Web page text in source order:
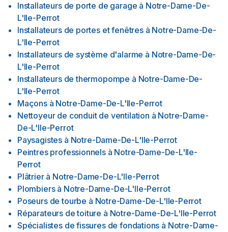
Installateurs de porte de garage à Notre-Dame-De-
L'Ile-Perrot
Installateurs de portes et fenêtres à Notre-Dame-De-
L'Ile-Perrot
Installateurs de système d'alarme à Notre-Dame-De-
L'Ile-Perrot
Installateurs de thermopompe à Notre-Dame-De-
L'Ile-Perrot
Maçons à Notre-Dame-De-L'Ile-Perrot
Nettoyeur de conduit de ventilation à Notre-Dame-
De-L'Ile-Perrot
Paysagistes à Notre-Dame-De-L'Ile-Perrot
Peintres professionnels à Notre-Dame-De-L'Ile-
Perrot
Plâtrier à Notre-Dame-De-L'Ile-Perrot
Plombiers à Notre-Dame-De-L'Ile-Perrot
Poseurs de tourbe à Notre-Dame-De-L'Ile-Perrot
Réparateurs de toiture à Notre-Dame-De-L'Ile-Perrot
Spécialistes de fissures de fondations à Notre-Dame-